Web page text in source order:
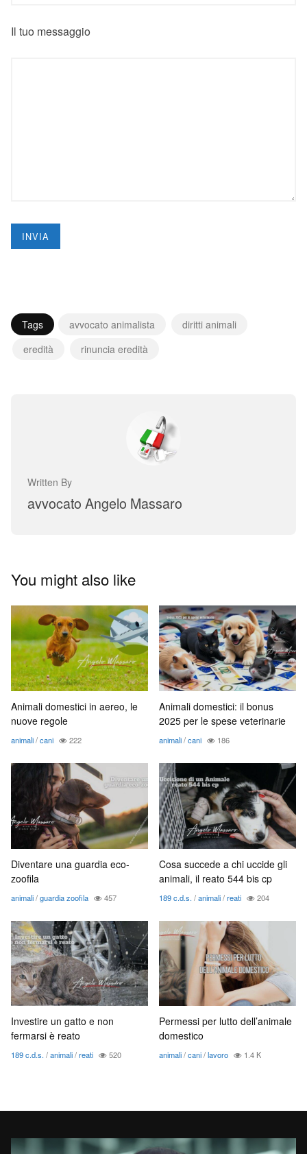
Il tuo messaggio
Tags avvocato animalista
diritti animali
eredità
rinuncia eredità
Written By
avvocato Angelo Massaro
You might also like
Animali domestici in aereo, le
nuove regole
animali/cani 222
Animali domestici: il bonus
2025 per le spese veterinarie
animali/cani 186
Diventare una guardia eco-
zoofila
animali/guardia zoofila 457
Cosa succede a chi uccide gli
animali, il reato 544 bis cp
189 c.d.s. /animali/reati 204
Investire un gatto e non
fermarsi è reato
189 c.d.s./animali/reati 520
Permessi per lutto dell’animale
domestico
animali/cani/lavoro 1.4 K